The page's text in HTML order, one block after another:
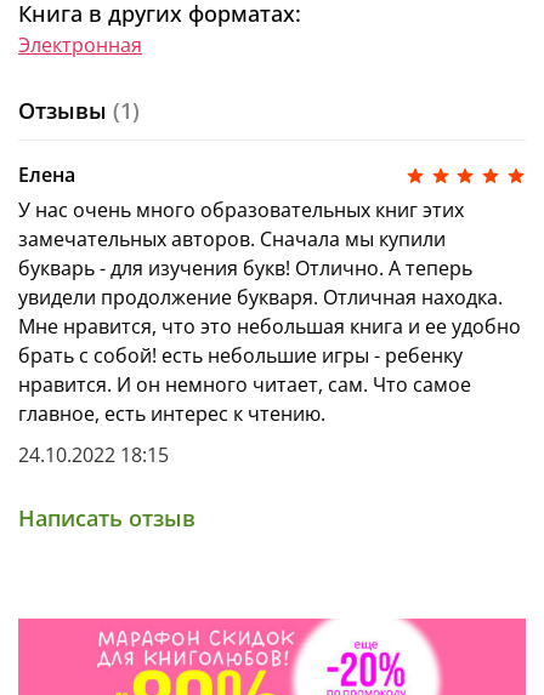
Доверьтесь проверенной методике!
методист, автор 6000 учебных и развивающих
по всему миру. Знает все о подготовке к школе и
учебе в начальных классах! Она покажет то, что
обычно скрыто от родителей, и подскажет, как
сделать обучение в начальной школе приятным и
максимально эффективным.
Читайте также в серии:
Букварь. Учимся читать с 2–3 лет. Уровень 1
лет
Книга в других форматах:
Электронная
Отзывы (1)
Елена
У нас очень много образовательных книг этих
замечательных авторов. Сначала мы купили
букварь - для изучения букв! Отлично. А теперь
увидели продолжение букваря. Отличная находка.
Мне нравится, что это небольшая книга и ее удобно
брать с собой! есть небольшие игры - ребенку
нравится. И он немного читает, сам. Что самое
главное, есть интерес к чтению.
24.10.2022 18:15
Написать отзыв